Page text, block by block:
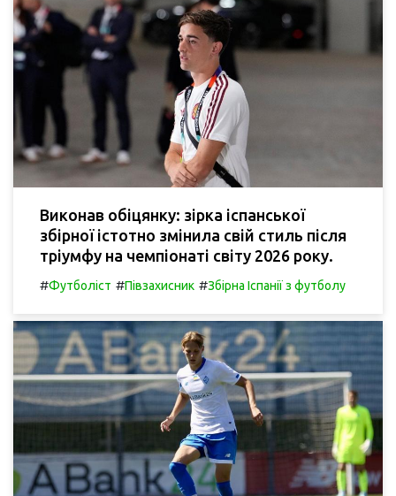
Виконав обіцянку: зірка іспанської
збірної істотно змінила свій стиль після
тріумфу на чемпіонаті світу 2026 року.
#Футболіст #Півзахисник #Збірна Іспанії з футболу